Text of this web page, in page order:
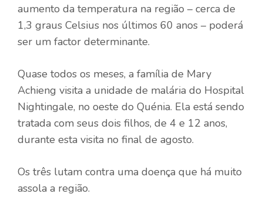
aumento da temperatura na região – cerca de
1,3 graus Celsius nos últimos 60 anos – poderá
ser um factor determinante.
Quase todos os meses, a família de Mary
Achieng visita a unidade de malária do Hospital
Nightingale, no oeste do Quénia. Ela está sendo
tratada com seus dois filhos, de 4 e 12 anos,
durante esta visita no final de agosto.
Os três lutam contra uma doença que há muito
assola a região.